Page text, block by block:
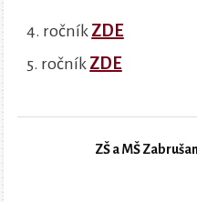
4. ročník ZDE
5. ročník ZDE
ZŠ a MŠ